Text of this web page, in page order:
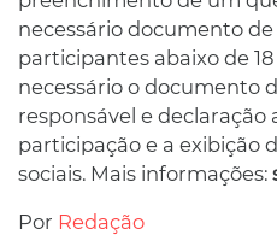
necessário documento
participantes abaixo de
necessário o documento
responsável e declaração
participação e a exibição
sociais. Mais informações:
Por Redação